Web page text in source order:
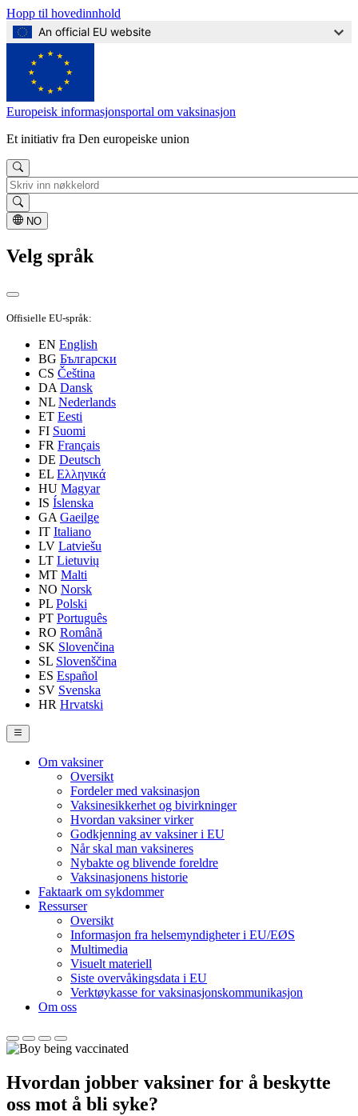
Hopp til hovedinnhold
An official EU website
Europeisk informasjonsportal om vaksinasjon
Et initiativ fra Den europeiske union
Søk
NO
Velg språk
Offisielle EU-språk:
EN English
BG Български
CS Čeština
DA Dansk
NL Nederlands
ET Eesti
FI Suomi
FR Français
DE Deutsch
EL Ελληνικά
HU Magyar
IS Íslenska
GA Gaeilge
IT Italiano
LV Latviešu
LT Lietuvių
MT Malti
NO Norsk
PL Polski
PT Português
RO Română
SK Slovenčina
SL Slovenščina
ES Español
SV Svenska
HR Hrvatski
Navigation
(desktop)
Om vaksiner
Oversikt
Fordeler med vaksinasjon
Vaksinesikkerhet og bivirkninger
Hvordan vaksiner virker
Godkjenning av vaksiner i EU
Når skal man vaksineres
Nybakte og blivende foreldre
Vaksinasjonens historie
Faktaark om sykdommer
Ressurser
Oversikt
Informasjon fra helsemyndigheter i EU/EØS
Multimedia
Visuelt materiell
Siste overvåkingsdata i EU
Verktøykasse for vaksinasjonskommunikasjon
Om oss
Europeisk
informasjonsportal
om
Hvordan jobber vaksiner for å beskytte
oss mot å bli syke?